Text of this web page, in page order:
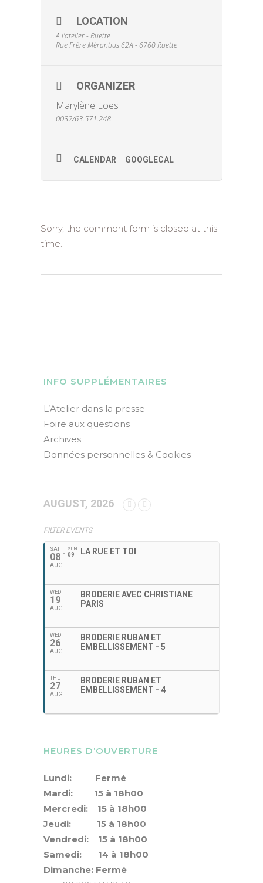
la suite en juillet 2026
Chacune fait la boite de son choix, un kit acheté
magazine, un croquis que vous voulez mettre
Vous êtes débutante, pas de problème, nous
vous accompagnons de la découpe du carton à la
finition de votre boite en pas à pas.
étiquette "cartonnage"
LOCATION
A l'atelier - Ruette
Rue Frère Mérantius 62A - 6760 Ruette
ORGANIZER
Marylène Loës
0032/63.571.248
CALENDAR GOOGLECAL
Sorry, the comment form is closed at this
time.
INFO SUPPLÉMENTAIRES
L’Atelier dans la presse
Foire aux questions
Archives
Données personnelles & Cookies
AUGUST, 2026
FILTER EVENTS
SAT
08
AUG
SUN
09 LA RUE ET TOI
WED
19
AUG
BRODERIE AVEC CHRISTIANE
PARIS
WED
26
AUG
BRODERIE RUBAN ET
EMBELLISSEMENT - 5
THU
27
AUG
BRODERIE RUBAN ET
EMBELLISSEMENT - 4
HEURES D’OUVERTURE
Lundi: Fermé
Mardi: 15 à 18h00
Mercredi: 15 à 18h00
Jeudi: 15 à 18h00
Vendredi: 15 à 18h00
Samedi: 14 à 18h00
Dimanche: Fermé